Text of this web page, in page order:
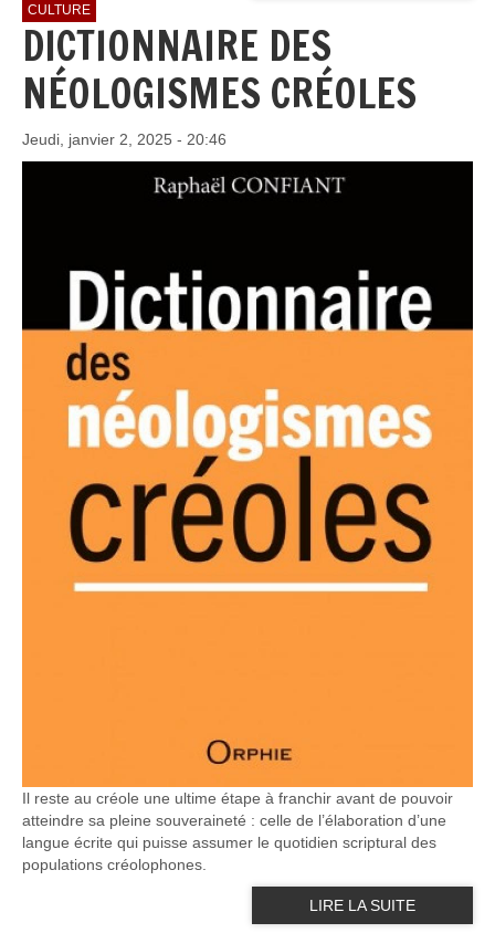
CULTURE
DICTIONNAIRE DES
NÉOLOGISMES CRÉOLES
Jeudi, janvier 2, 2025 - 20:46
Il reste au créole une ultime étape à franchir avant de pouvoir
atteindre sa pleine souveraineté : celle de l’élaboration d’une
langue écrite qui puisse assumer le quotidien scriptural des
populations créolophones.
LIRE LA SUITE